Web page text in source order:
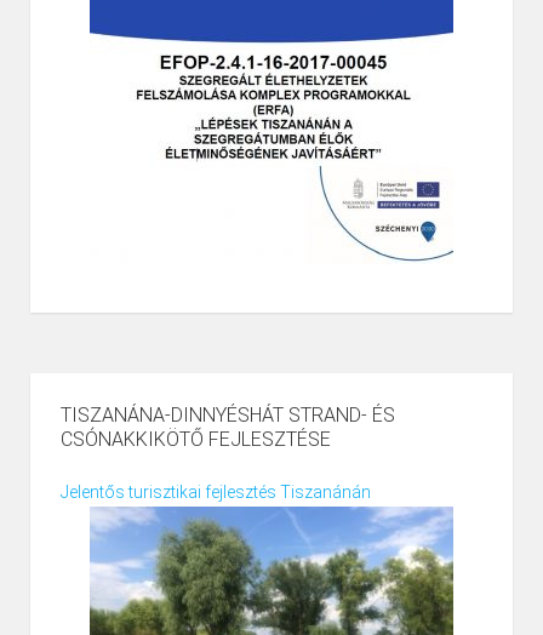
TISZANÁNA-DINNYÉSHÁT STRAND- ÉS
CSÓNAKKIKÖTŐ FEJLESZTÉSE
Jelentős turisztikai fejlesztés Tiszanánán